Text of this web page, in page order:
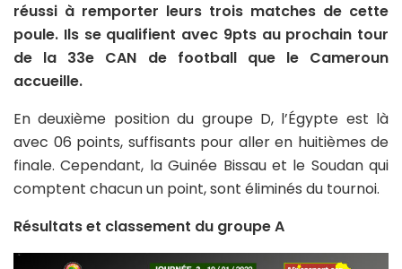
réussi à remporter leurs trois matches de cette
poule. Ils se qualifient avec 9pts au prochain tour
de la 33e CAN de football que le Cameroun
accueille.
En deuxième position du groupe D, l’Égypte est là
avec 06 points, suffisants pour aller en huitièmes de
finale. Cependant, la Guinée Bissau et le Soudan qui
comptent chacun un point, sont éliminés du tournoi.
Résultats et classement du groupe A